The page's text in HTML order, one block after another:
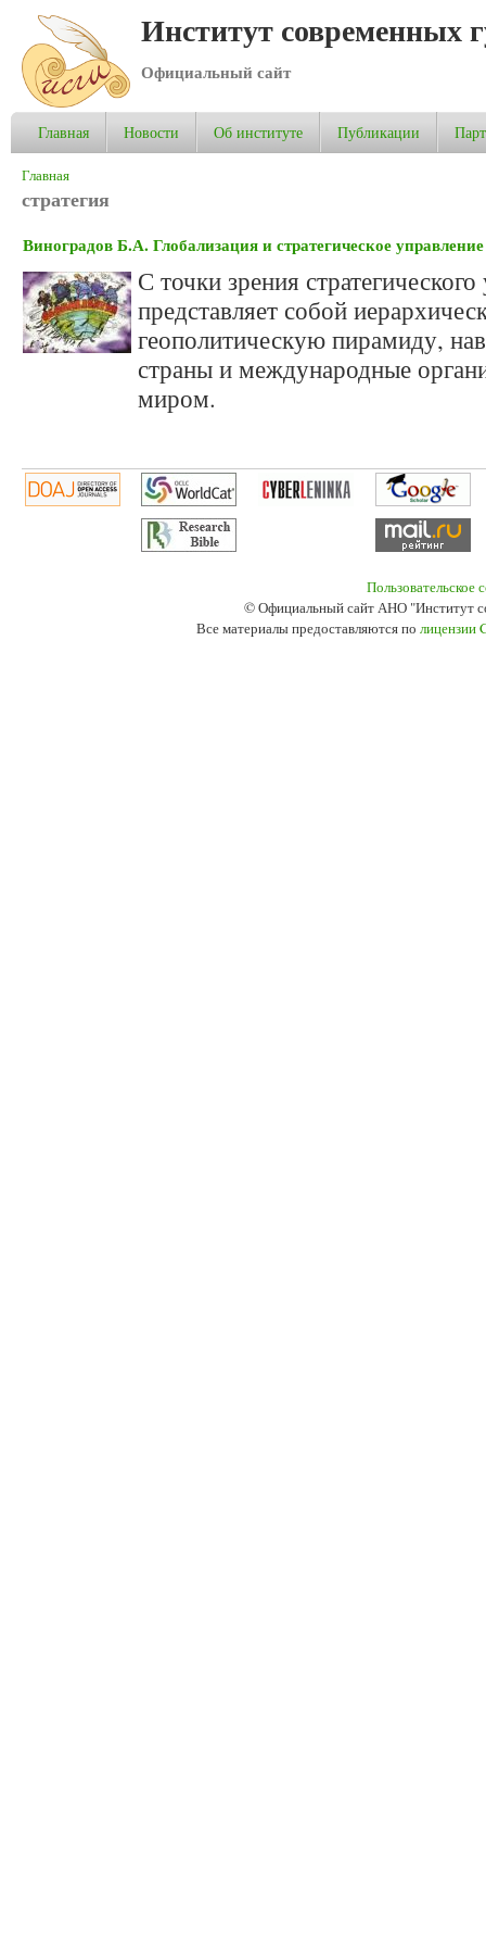
Институт современных
Официальный сайт
Главная Новости Об институте Публикации
Вы здесь
Главная
стратегия
Виноградов Б.А. Глобализация и стратегическое управление
С точки зрения
представляет собой
геополитическую пирамиду,
страны и международные
миром.
Пользовательское
© Официальный сайт АНО "Институт
Все материалы предоставляются по лицензии